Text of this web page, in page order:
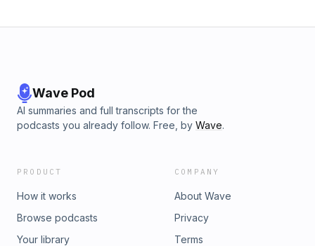
Wave Pod
AI summaries and full transcripts for the
podcasts you already follow. Free, by Wave.
PRODUCT
How it works
Browse podcasts
Your library
COMPANY
About Wave
Privacy
Terms